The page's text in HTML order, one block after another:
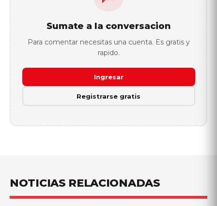
Sumate a la conversacion
Para comentar necesitas una cuenta. Es gratis y
rapido.
Ingresar
Registrarse gratis
NOTICIAS RELACIONADAS